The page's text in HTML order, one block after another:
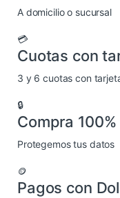
A domicilio o sucursal
💳
Cuotas con
3 y 6 cuotas con
🔒
Compra
Protegemos tus datos
🪙
Pagos con